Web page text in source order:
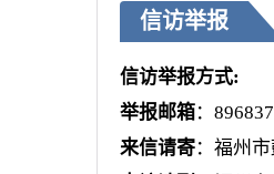
信访举报
信访举报方式:
举报邮箱：
来信请寄：福州